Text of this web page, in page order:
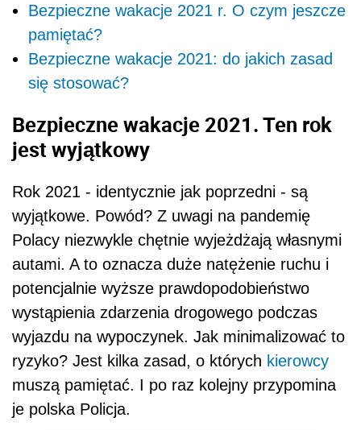
Bezpieczne wakacje 2021 r. O czym jeszcze
pamiętać?
Bezpieczne wakacje 2021: do jakich zasad
się stosować?
Bezpieczne wakacje 2021. Ten rok
jest wyjątkowy
Rok 2021 - identycznie jak poprzedni - są
wyjątkowe. Powód? Z uwagi na pandemię
Polacy niezwykle chętnie wyjeżdżają własnymi
autami. A to oznacza duże natężenie ruchu i
potencjalnie wyższe prawdopodobieństwo
wystąpienia zdarzenia drogowego podczas
wyjazdu na wypoczynek. Jak minimalizować to
ryzyko? Jest kilka zasad, o których kierowcy
muszą pamiętać. I po raz kolejny przypomina
je polska Policja.